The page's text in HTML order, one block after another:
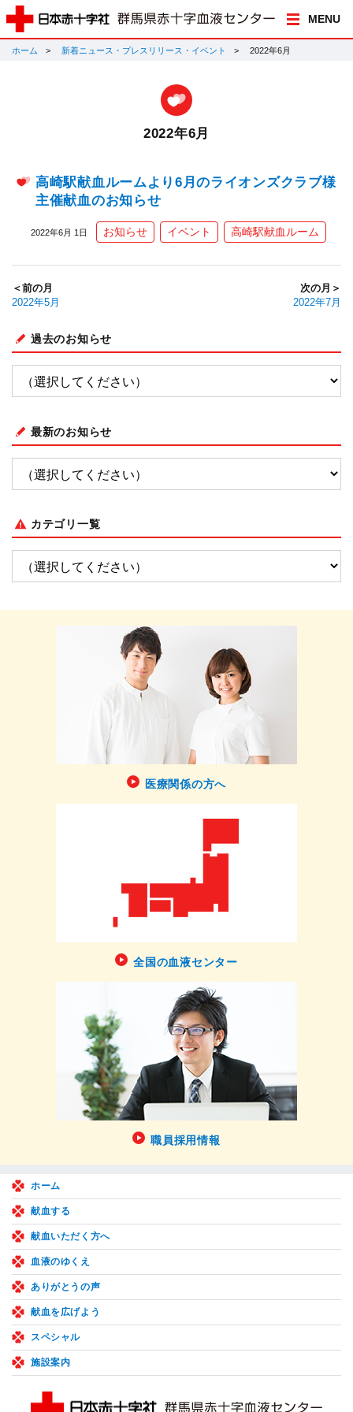
MENU
ホーム 新着ニュース・プレスリリース・イベント 2022年6月
2022年6月
高崎駅献血ルームより6月のライオンズクラブ様
主催献血のお知らせ
2022年6月 1日 お知らせ イベント 高崎駅献血ルーム
＜前の月
2022年5月
次の月＞
2022年7月
過去のお知らせ
最新のお知らせ
カテゴリ一覧
医療関係の方へ
全国の血液センター
職員採用情報
ホーム
献血する
献血いただく方へ
血液のゆくえ
ありがとうの声
献血を広げよう
スペシャル
施設案内